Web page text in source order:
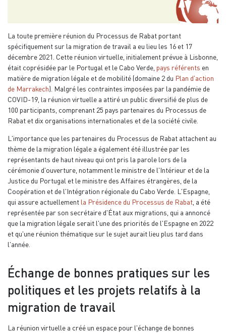
La toute première réunion du Processus de Rabat portant
spécifiquement sur la migration de travail a eu lieu les 16 et 17
décembre 2021. Cette réunion virtuelle, initialement prévue à Lisbonne,
était coprésidée par le Portugal et le Cabo Verde, pays référents en
matière de migration légale et de mobilité (domaine 2 du Plan d'action
de Marrakech). Malgré les contraintes imposées par la pandémie de
COVID-19, la réunion virtuelle a attiré un public diversifié de plus de
100 participants, comprenant 25 pays partenaires du Processus de
Rabat et dix organisations internationales et de la société civile.
L'importance que les partenaires du Processus de Rabat attachent au
thème de la migration légale a également été illustrée par les
représentants de haut niveau qui ont pris la parole lors de la
cérémonie d'ouverture, notamment le ministre de l'Intérieur et de la
Justice du Portugal et le ministre des Affaires étrangères, de la
Coopération et de l'Intégration régionale du Cabo Verde. L'Espagne,
qui assure actuellement la Présidence du Processus de Rabat , a été
représentée par son secrétaire d'État aux migrations, qui a annoncé
que la migration légale serait l'une des priorités de l'Espagne en 2022
et qu'une réunion thématique sur le sujet aurait lieu plus tard dans
l'année.
Échange de bonnes pratiques sur les
politiques et les projets relatifs à la
migration de travail
La réunion virtuelle a créé un espace pour l'échange de bonnes